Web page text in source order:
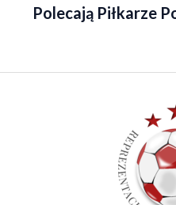
Polecają Piłkarze